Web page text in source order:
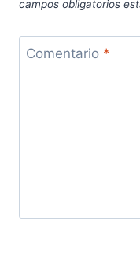
campos obligatorios
Comentario *